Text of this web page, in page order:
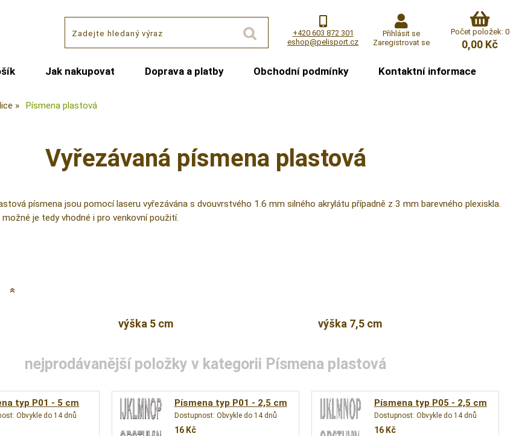
+420 603 872 301
eshop@pelisport.cz
Přihlásit se
Zaregistrovat se
Počet položek: 0
0,00 Kč
Jak nakupovat Doprava a platby Obchodní podmínky Kontaktní informace
Písmena plastová
Vyřezávaná písmena plastová
písmena jsou pomocí laseru vyřezávána s dvouvrstvého 1.6 mm silného akrylátu případně z 3 mm barevného plexiskla.
možné je tedy vhodné i pro venkovní použití.
výška 5 cm výška 7,5 cm
nejprodávanější položky v kategorii Písmena plastová
typ P01 - 5 cm
Obvykle do 14 dnů
Písmena typ P01 - 2,5 cm
Dostupnost: Obvykle do 14 dnů
16 Kč
Písmena typ P05 - 2,5 cm
Dostupnost: Obvykle do 14 dnů
16 Kč